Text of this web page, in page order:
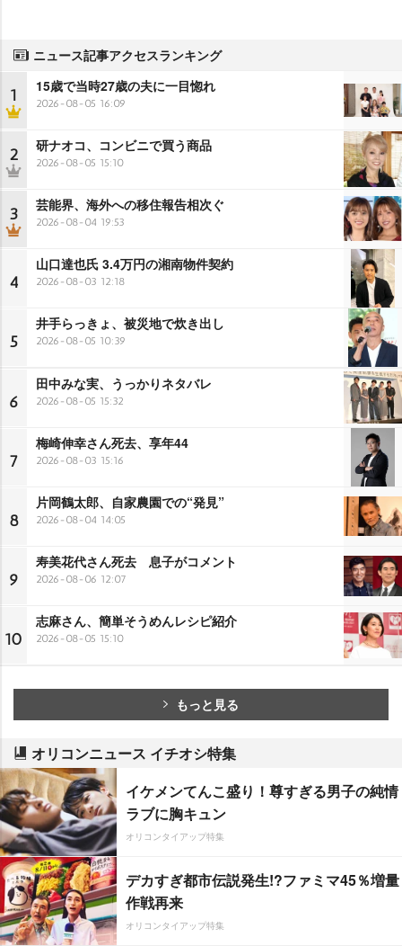
ニュース記事アクセスランキング
1 15歳で当時27歳の夫に一目惚れ
2026-08-05 16:09
2 研ナオコ、コンビニで買う商品
2026-08-05 15:10
3 芸能界、海外への移住報告相次ぐ
2026-08-04 19:53
4
山口達也氏 3.4万円の湘南物件契約
2026-08-03 12:18
5
井手らっきょ、被災地で炊き出し
2026-08-05 10:39
6
田中みな実、うっかりネタバレ
2026-08-05 15:32
7
梅崎伸幸さん死去、享年44
2026-08-03 15:16
8
片岡鶴太郎、自家農園での“発見”
2026-08-04 14:05
9
寿美花代さん死去 息子がコメント
2026-08-06 12:07
10
志麻さん、簡単そうめんレシピ紹介
2026-08-05 15:10
もっと見る
オリコンニュース イチオシ特集
イケメンてんこ盛り！尊すぎる男子の純情
ラブに胸キュン
オリコンタイアップ特集
デカすぎ都市伝説発生!?ファミマ45％増量
作戦再来
オリコンタイアップ特集